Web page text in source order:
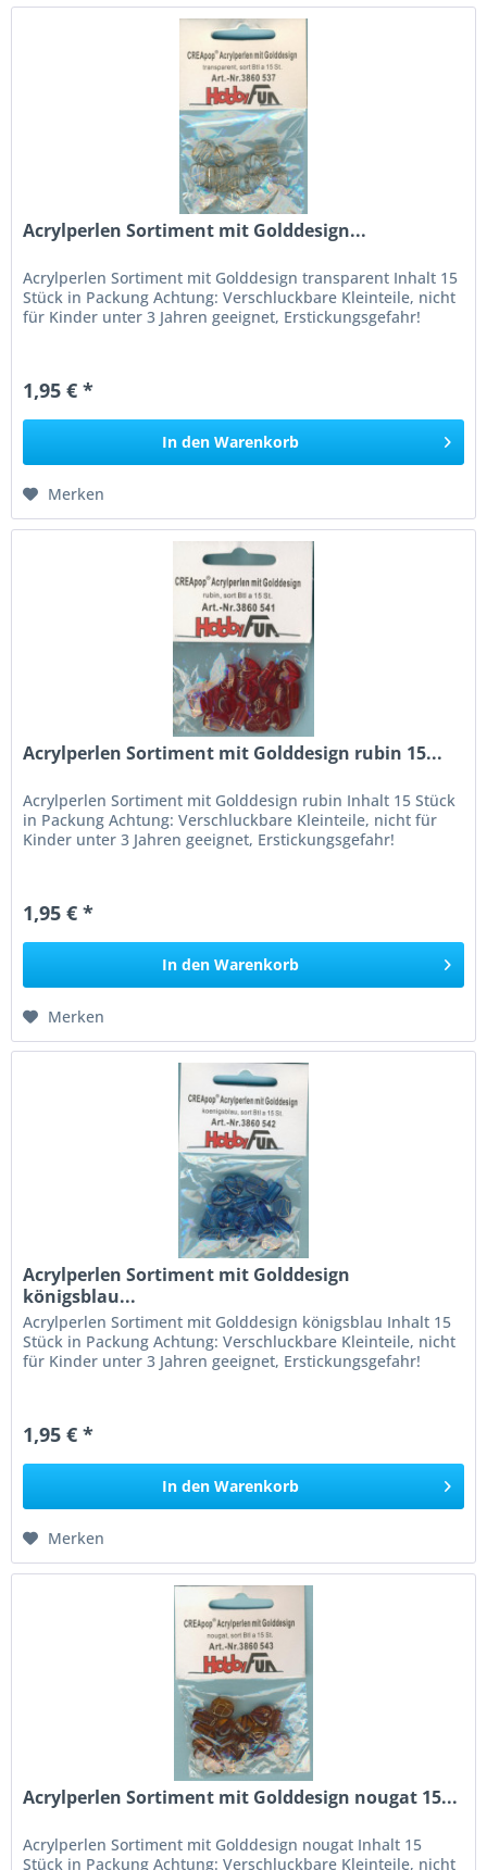
Acrylperlen Sortiment mit Golddesign...
Acrylperlen Sortiment mit Golddesign transparent Inhalt 15
Stück in Packung Achtung: Verschluckbare Kleinteile, nicht
für Kinder unter 3 Jahren geeignet, Erstickungsgefahr!
1,95 € *
In den Warenkorb
Merken
Acrylperlen Sortiment mit Golddesign rubin 15...
Acrylperlen Sortiment mit Golddesign rubin Inhalt 15 Stück
in Packung Achtung: Verschluckbare Kleinteile, nicht für
Kinder unter 3 Jahren geeignet, Erstickungsgefahr!
1,95 € *
In den Warenkorb
Merken
Acrylperlen Sortiment mit Golddesign
königsblau...
Acrylperlen Sortiment mit Golddesign königsblau Inhalt 15
Stück in Packung Achtung: Verschluckbare Kleinteile, nicht
für Kinder unter 3 Jahren geeignet, Erstickungsgefahr!
1,95 € *
In den Warenkorb
Merken
Acrylperlen Sortiment mit Golddesign nougat 15...
Acrylperlen Sortiment mit Golddesign nougat Inhalt 15
Stück in Packung Achtung: Verschluckbare Kleinteile, nicht